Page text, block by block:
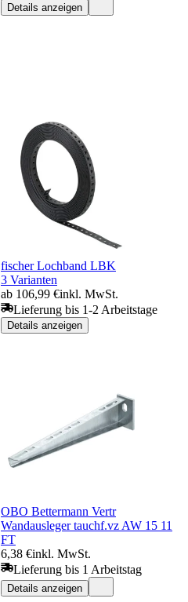
Details anzeigen
fischer Lochband LBK
3 Varianten
ab 106,99 €inkl. MwSt.
Lieferung bis 1-2 Arbeitstage
Details anzeigen
OBO Bettermann Vertr
Wandausleger tauchf.vz AW 15 11
FT
6,38 €inkl. MwSt.
Lieferung bis 1 Arbeitstag
Details anzeigen